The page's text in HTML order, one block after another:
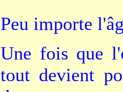
Peu importe
Une fois que
tout devient